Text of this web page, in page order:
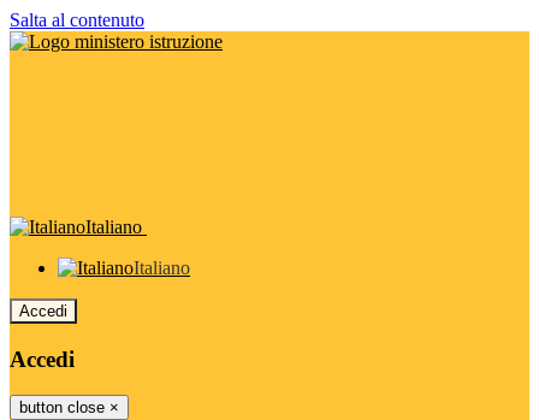
Salta al contenuto
Italiano
Italiano
Accedi
Accedi
button close ×